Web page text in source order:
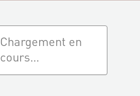
Chargement en
cours...